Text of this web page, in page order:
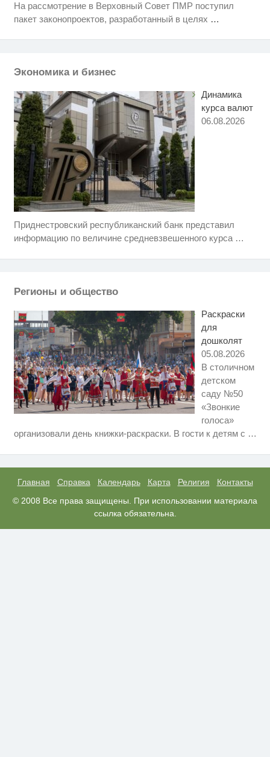
На рассмотрение в Верховный Совет ПМР поступил
пакет законопроектов, разработанный в целях …
Экономика и бизнес
Динамика
курса валют
06.08.2026
Приднестровский республиканский банк представил
информацию по величине средневзвешенного курса …
Регионы и общество
Раскраски
для
дошколят
05.08.2026
В столичном
детском
саду №50
«Звонкие
голоса»
организовали день книжки-раскраски. В гости к детям с …
Главная Справка Календарь Карта Религия
Контакты
© 2008 Все права защищены. При использовании материала
ссылка обязательна.
Рак начинается не с боли:
онколог назвал первый «тихий»
i
Ролик длится несколько секунд,
Королева вагона отожгла! Видео
Ржу не переставая, это видео
вы будете в шоке от увиденного
i
Ролик из Омска: вы будете
смеяться долго